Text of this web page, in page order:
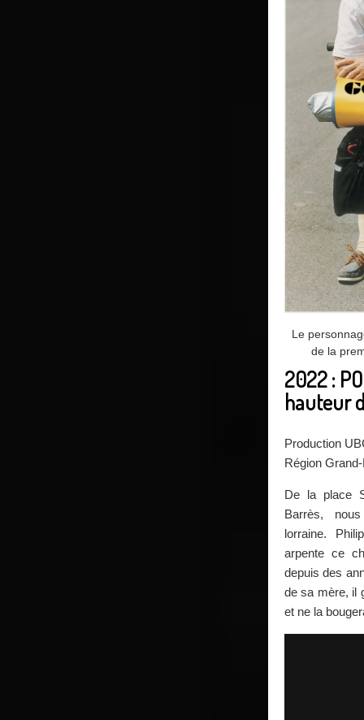
Le
de la
2022 :
hauteur
Production
Région
De la place
Barrès,
lorraine.
arpente ce
depuis des
de sa mère, il
et ne la